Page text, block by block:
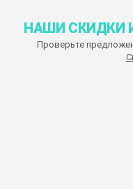
НАШИ СКИДКИ
Проверьте